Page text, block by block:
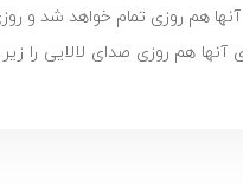
هم روزی تمام خواهد شد و
آنها هم روزی صدای لالایی